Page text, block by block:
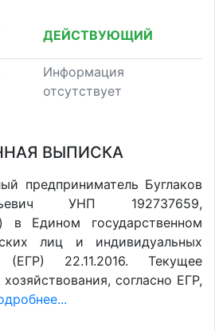
ДЕЙСТВУЮЩИЙ
Информация
отсутствует
ВЫПИСКА
предприниматель Буглаков
УНП 192737659,
в Едином государственном
лиц и индивидуальных
(ЕГР) 22.11.2016. Текущее
согласно ЕГР,